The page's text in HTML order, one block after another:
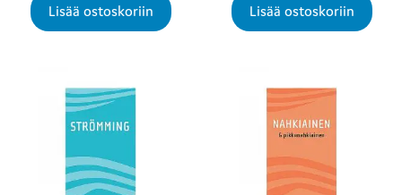
Lisää ostoskoriin Lisää ostoskoriin